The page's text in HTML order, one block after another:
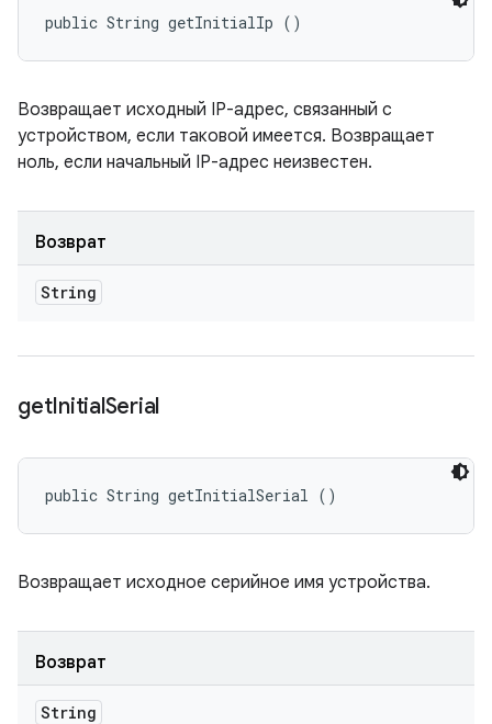
public String getInitialIp ()
Возвращает исходный IP-адрес, связанный с
устройством, если таковой имеется. Возвращает
ноль, если начальный IP-адрес неизвестен.
Возврат
String
getInitialSerial
public String getInitialSerial ()
Возвращает исходное серийное имя устройства.
Возврат
String